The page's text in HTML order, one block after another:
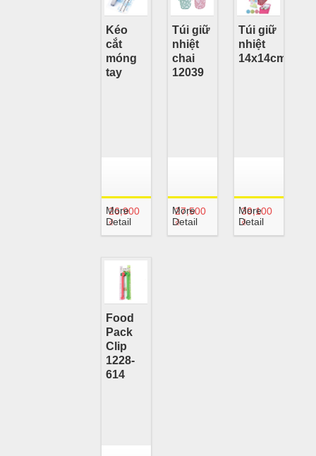
Kéo
cắt
móng
tay
26,900
₫
More
Detail
Túi giữ
nhiệt
chai
12039
27,500
₫
More
Detail
Túi giữ
nhiệt
14x14cm
39,100
₫
More
Detail
Food
Pack
Clip
1228-
614